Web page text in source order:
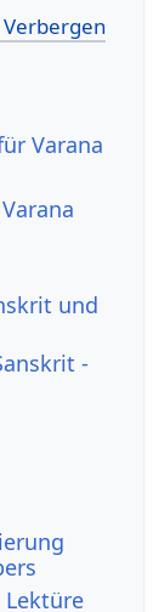
Varana
und
-
Lektüre